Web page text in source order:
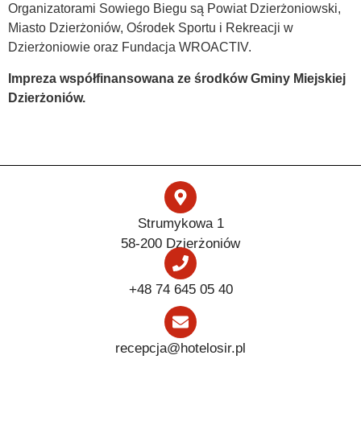
Organizatorami Sowiego Biegu są Powiat Dzierżoniowski,
Miasto Dzierżoniów, Ośrodek Sportu i Rekreacji w
Dzierżoniowie oraz Fundacja WROACTIV.
Impreza współfinansowana ze środków Gminy Miejskiej
Dzierżoniów.
Strumykowa 1
58-200 Dzierżoniów
+48 74 645 05 40
recepcja@hotelosir.pl